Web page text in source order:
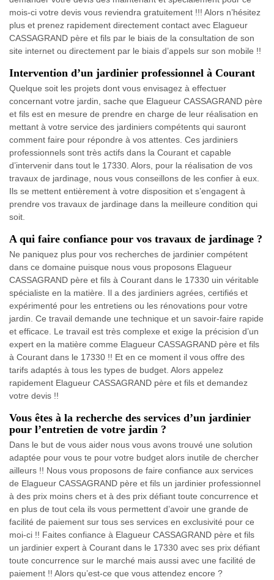
mois-ci votre devis vous reviendra gratuitement !!! Alors n’hésitez
plus et prenez rapidement directement contact avec Elagueur
CASSAGRAND père et fils par le biais de la consultation de son
site internet ou directement par le biais d’appels sur son mobile !!
Intervention d’un jardinier professionnel à Courant
Quelque soit les projets dont vous envisagez à effectuer
concernant votre jardin, sache que Elagueur CASSAGRAND père
et fils est en mesure de prendre en charge de leur réalisation en
mettant à votre service des jardiniers compétents qui sauront
comment faire pour répondre à vos attentes. Ces jardiniers
professionnels sont très actifs dans la Courant et capable
d’intervenir dans tout le 17330. Alors, pour la réalisation de vos
travaux de jardinage, nous vous conseillons de les confier à eux.
Ils se mettent entièrement à votre disposition et s’engagent à
prendre vos travaux de jardinage dans la meilleure condition qui
soit.
A qui faire confiance pour vos travaux de jardinage ?
Ne paniquez plus pour vos recherches de jardinier compétent
dans ce domaine puisque nous vous proposons Elagueur
CASSAGRAND père et fils à Courant dans le 17330 uin véritable
spécialiste en la matière. Il a des jardiniers agrées, certifiés et
expérimenté pour les entretiens ou les rénovations pour votre
jardin. Ce travail demande une technique et un savoir-faire rapide
et efficace. Le travail est très complexe et exige la précision d’un
expert en la matière comme Elagueur CASSAGRAND père et fils
à Courant dans le 17330 !! Et en ce moment il vous offre des
tarifs adaptés à tous les types de budget. Alors appelez
rapidement Elagueur CASSAGRAND père et fils et demandez
votre devis !!
Vous êtes à la recherche des services d’un jardinier
pour l’entretien de votre jardin ?
Dans le but de vous aider nous vous avons trouvé une solution
adaptée pour vous te pour votre budget alors inutile de chercher
ailleurs !! Nous vous proposons de faire confiance aux services
de Elagueur CASSAGRAND père et fils un jardinier professionnel
à des prix moins chers et à des prix défiant toute concurrence et
en plus de tout cela ils vous permettent d’avoir une grande de
facilité de paiement sur tous ses services en exclusivité pour ce
moi-ci !! Faites confiance à Elagueur CASSAGRAND père et fils
un jardinier expert à Courant dans le 17330 avec ses prix défiant
toute concurrence sur le marché mais aussi avec une facilité de
paiement !! Alors qu’est-ce que vous attendez encore ?